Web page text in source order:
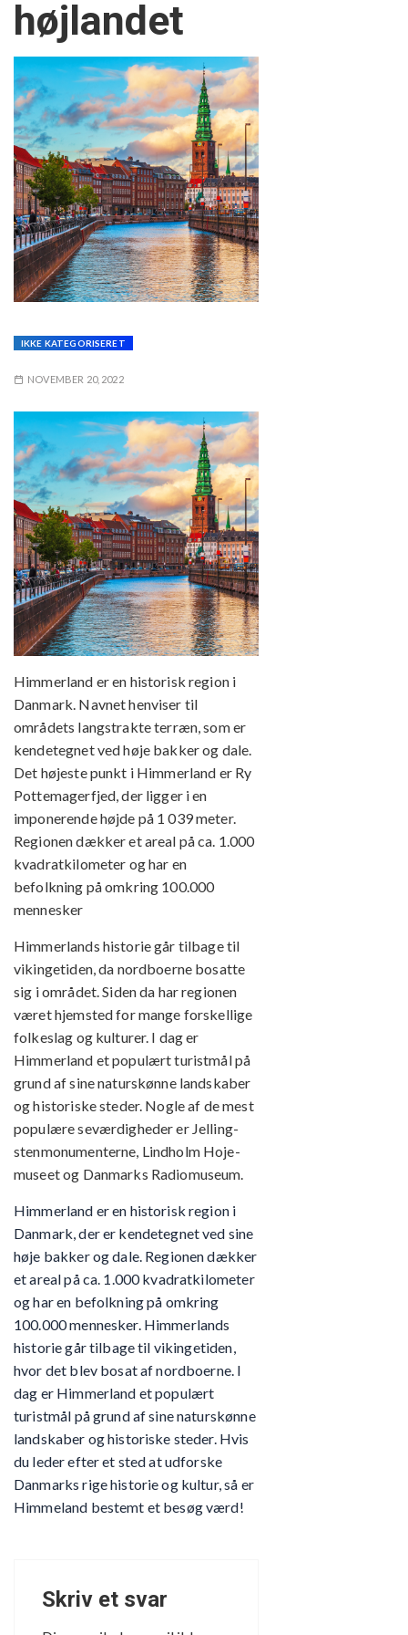
højlandet
IKKE KATEGORISERET
NOVEMBER 20, 2022
Himmerland er en historisk region i
Danmark. Navnet henviser til
områdets langstrakte terræn, som er
kendetegnet ved høje bakker og dale.
Det højeste punkt i Himmerland er Ry
Pottemagerfjed, der ligger i en
imponerende højde på 1 039 meter.
Regionen dækker et areal på ca. 1.000
kvadratkilometer og har en
befolkning på omkring 100.000
mennesker
Himmerlands historie går tilbage til
vikingetiden, da nordboerne bosatte
sig i området. Siden da har regionen
været hjemsted for mange forskellige
folkeslag og kulturer. I dag er
Himmerland et populært turistmål på
grund af sine naturskønne landskaber
og historiske steder. Nogle af de mest
populære seværdigheder er Jelling-
stenmonumenterne, Lindholm Hoje-
museet og Danmarks Radiomuseum.
Himmerland er en historisk region i
Danmark, der er kendetegnet ved sine
høje bakker og dale. Regionen dækker
et areal på ca. 1.000 kvadratkilometer
og har en befolkning på omkring
100.000 mennesker. Himmerlands
historie går tilbage til vikingetiden,
hvor det blev bosat af nordboerne. I
dag er Himmerland et populært
turistmål på grund af sine naturskønne
landskaber og historiske steder. Hvis
du leder efter et sted at udforske
Danmarks rige historie og kultur, så er
Himmeland bestemt et besøg værd!
Skriv et svar